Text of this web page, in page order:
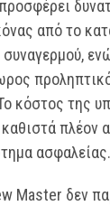
από το
κόστος της
πλέον
ασφαλείας.
Master δεν